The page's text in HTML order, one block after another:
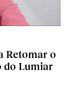
Retomar o
do Lumiar